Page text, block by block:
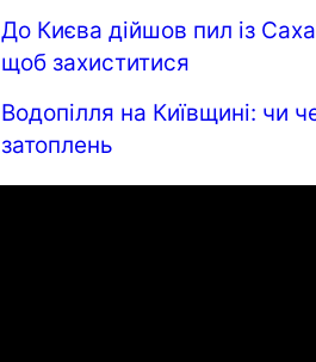
До Києва дійшов пил із
щоб захиститися
Водопілля на Київщині: чи
затоплень